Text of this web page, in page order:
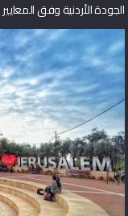
الجودة الأردنية وفق